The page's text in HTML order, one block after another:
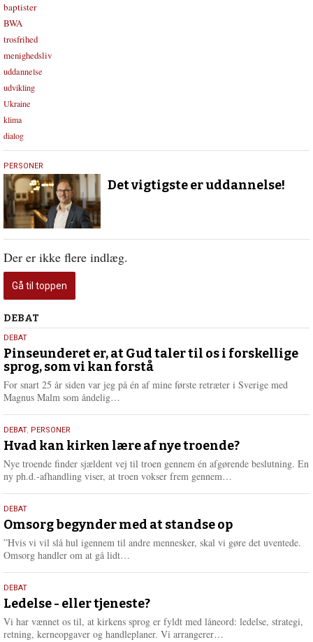
baptister
BWA
trosfrihed
menighedsliv
uddannelse
udvikling
Ukraine
klima
dialog
17.
marts
2016
PERSONER
Det vigtigste er uddannelse!
Der er ikke flere indlæg.
Gå til toppen
Debat
DEBAT
5.
august
2026
DEBAT
Pinseunderet er, at Gud taler til os i forskellige
sprog, som vi kan forstå
For snart 25 år siden var jeg på én af mine første retræter i Sverige med
Magnus Malm som åndelig…
e
r
e
25.
juli
2026
DEBAT, PERSONER
Hvad kan kirken lære af nye troende?
Nye troende finder sjældent vej til troen gennem én afgørende beslutning. En
ny ph.d.-afhandling viser, at troen vokser frem gennem…
e
r
e
9.
juli
2026
DEBAT
Omsorg begynder med at standse op
”Hvis vi vil slå hul igennem til andre mennesker, skal vi gøre det uventede.
Omsorg handler om at gå lidt…
e
r
e
10.
juni
2026
DEBAT
Ledelse - eller tjeneste?
Vi har vænnet os til, at kirkens sprog er fyldt med låneord: ledelse, strategi,
retning, kerneopgaver og handleplaner. Vi arrangerer…